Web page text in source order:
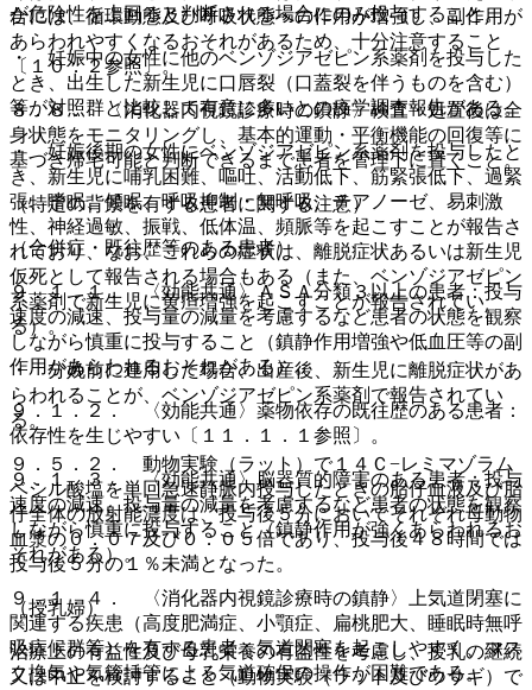
が危険性を上回ると判断される場合にのみ投与すること。
・ 妊娠中の女性に他のベンゾジアゼピン系薬剤を投与した
とき、出生した新生児に口唇裂（口蓋裂を伴うものを含む）
等が対照群と比較して有意に多いとの疫学調査報告がある。
・ 妊娠後期の女性にベンゾジアゼピン系薬剤を投与したと
き、新生児に哺乳困難、嘔吐、活動低下、筋緊張低下、過緊
張、嗜眠、傾眠、呼吸抑制・無呼吸、チアノーゼ、易刺激
性、神経過敏、振戦、低体温、頻脈等を起こすことが報告さ
れており、なお、これらの症状は、離脱症状あるいは新生児
仮死として報告される場合もある（また、ベンゾジアゼピン
系薬剤で新生児に黄疸増強を起こすことが報告されてい
る）。
・ 分娩前に連用した場合、出産後、新生児に離脱症状があ
らわれることが、ベンゾジアゼピン系薬剤で報告されてい
る。
９．５．２． 動物実験（ラット）で１４Ｃ−レミマゾラム
ベシル酸塩を単回急速静脈内投与したときの胎仔血液及び胎
仔全体の放射能濃度は、投与後５分においてそれぞれ母動物
血漿の０．０７及び０．０５倍であり、投与後４８時間では
投与後５分の１％未満となった。
（授乳婦）
治療上の有益性及び母乳栄養の有益性を考慮し、授乳の継続
又は中止を検討すること（動物実験（ラット及びウサギ）で
合には、循環動態及び呼吸状態への作用が増強し、副作用が
あらわれやすくなるおそれがあるため、十分注意すること
〔１０．２参照〕。
８．８． 〈消化器内視鏡診療時の鎮静〉検査・処置後は全
身状態をモニタリングし、基本的運動・平衡機能の回復等に
基づき帰宅可能と判断できるまで患者を管理下に置くこと。
（特定の背景を有する患者に関する注意）
（合併症・既往歴等のある患者）
９．１．１． 〈効能共通〉ＡＳＡ分類３以上の患者：投与
速度の減速、投与量の減量を考慮するなど患者の状態を観察
しながら慎重に投与すること（鎮静作用増強や低血圧等の副
作用があらわれるおそれがある）。
９．１．２． 〈効能共通〉薬物依存の既往歴のある患者：
依存性を生じやすい〔１１．１．１参照〕。
９．１．３． 〈効能共通〉脳器質的障害のある患者：投与
速度の減速、投与量の減量を考慮するなど患者の状態を観察
しながら慎重に投与すること（鎮静作用が強くあらわれるお
それがある）。
９．１．４． 〈消化器内視鏡診療時の鎮静〉上気道閉塞に
関連する疾患（高度肥満症、小顎症、扁桃肥大、睡眠時無呼
吸症候群等）を有する患者：気道閉塞を起こしやすく、マス
ク換気や気管挿管による気道確保の操作が困難である。